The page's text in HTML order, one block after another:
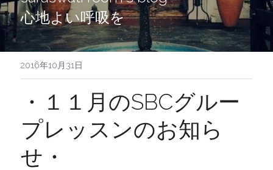
心地よい呼吸を
2016年10月31日
・１１月のSBCグルー
プレッスンのお知ら
せ・